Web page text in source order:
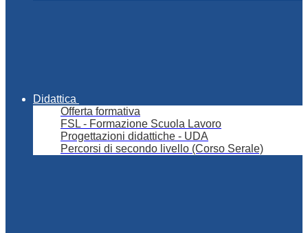
Didattica
Offerta formativa
FSL - Formazione Scuola Lavoro
Progettazioni didattiche - UDA
Percorsi di secondo livello (Corso Serale)